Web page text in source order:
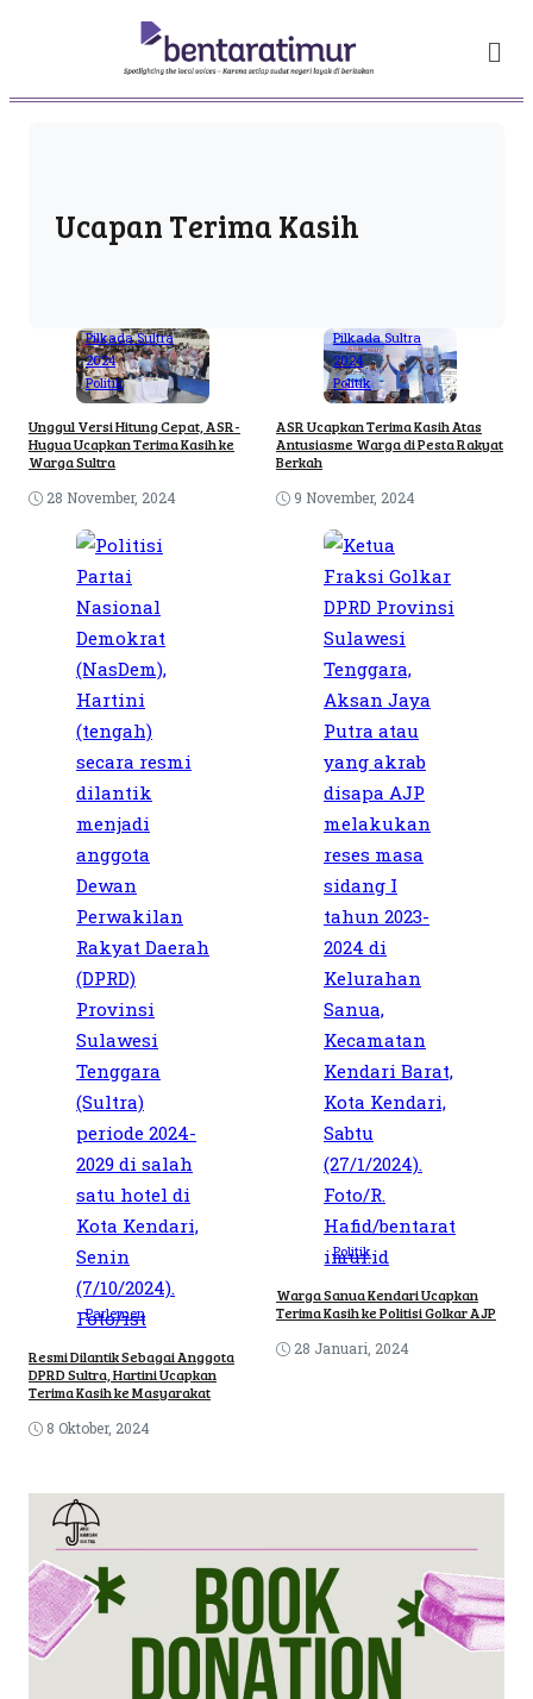
Ucapan Terima Kasih
Pilkada Sultra
2024
Politik
Unggul Versi Hitung Cepat, ASR-
Hugua Ucapkan Terima Kasih ke
Warga Sultra
28 November, 2024
Pilkada Sultra
2024
Politik
ASR Ucapkan Terima Kasih Atas
Antusiasme Warga di Pesta Rakyat
Berkah
9 November, 2024
Parlemen
Resmi Dilantik Sebagai Anggota
DPRD Sultra, Hartini Ucapkan
Terima Kasih ke Masyarakat
8 Oktober, 2024
Politik
Warga Sanua Kendari Ucapkan
Terima Kasih ke Politisi Golkar AJP
28 Januari, 2024